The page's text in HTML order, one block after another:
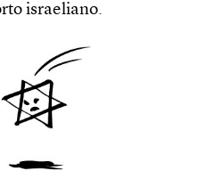
israeliano.